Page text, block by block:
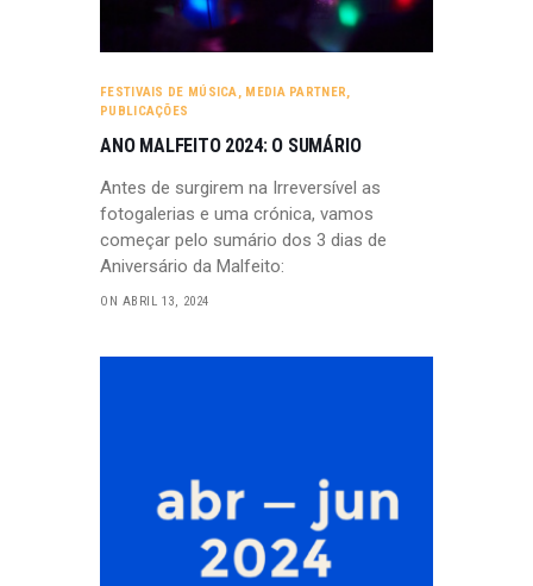
FESTIVAIS DE MÚSICA, MEDIA PARTNER,
PUBLICAÇÕES
ANO MALFEITO 2024: O SUMÁRIO
Antes de surgirem na Irreversível as
fotogalerias e uma crónica, vamos
começar pelo sumário dos 3 dias de
Aniversário da Malfeito:
ON ABRIL 13, 2024